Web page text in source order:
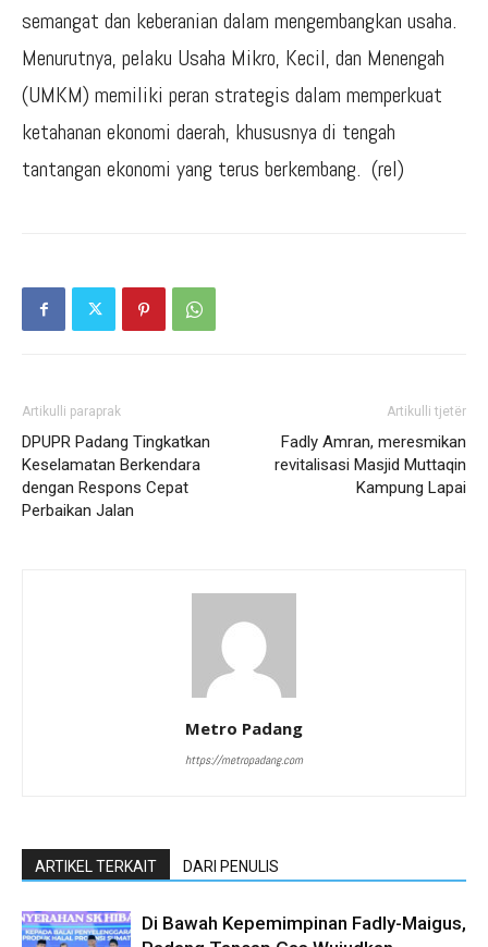
semangat dan keberanian dalam mengembangkan usaha.
Menurutnya, pelaku Usaha Mikro, Kecil, dan Menengah
(UMKM) memiliki peran strategis dalam memperkuat
ketahanan ekonomi daerah, khususnya di tengah
tantangan ekonomi yang terus berkembang. (rel)
Artikulli paraprak
DPUPR Padang Tingkatkan
Keselamatan Berkendara
dengan Respons Cepat
Perbaikan Jalan
Artikulli tjetër
Fadly Amran, meresmikan
revitalisasi Masjid Muttaqin
Kampung Lapai
Metro Padang
https://metropadang.com
ARTIKEL TERKAIT DARI PENULIS
Di Bawah Kepemimpinan Fadly-Maigus,